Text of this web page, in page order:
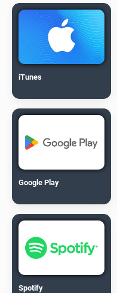
iTunes
Google Play
Spotify